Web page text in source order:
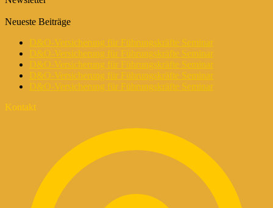
Neueste Beiträge
D&O-Versicherung für Führungskräfte Seminar
D&O-Versicherung für Führungskräfte Seminar
D&O-Versicherung für Führungskräfte Seminar
D&O-Versicherung für Führungskräfte Seminar
D&O-Versicherung für Führungskräfte Seminar
Kontakt